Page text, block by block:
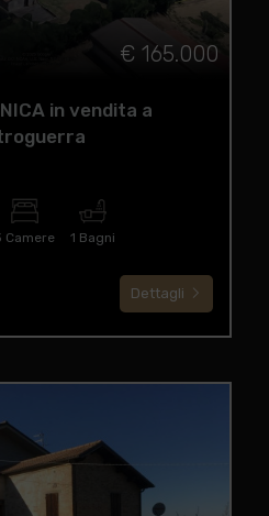
€ 165.000
in vendita a
Camere 1 Bagni
Dettagli